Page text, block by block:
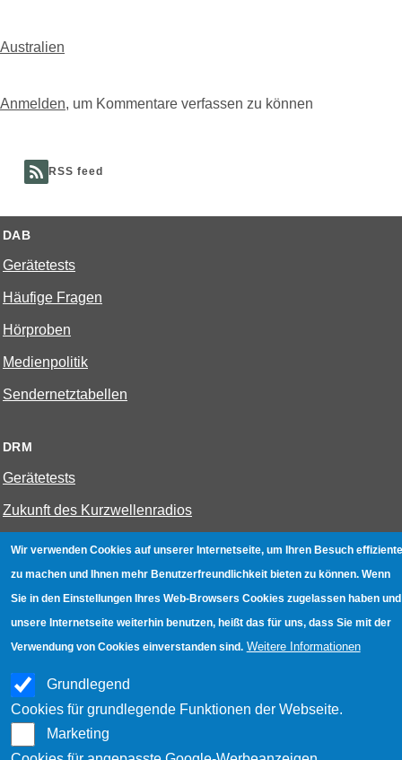
Australien
Anmelden, um Kommentare verfassen zu können
RSS feed
DAB
Gerätetests
Häufige Fragen
Hörproben
Medienpolitik
Sendernetztabellen
DRM
Gerätetests
Zukunft des Kurzwellenradios
Bestenliste
Geräte mit Aufnahmefunktion
Gerätetests
Hotspot absichern
WLAN-Testbuch
Wir verwenden Cookies auf unserer Internetseite, um Ihren Besuch
zu machen und Ihnen mehr Benutzerfreundlichkeit bieten zu können. Wenn
Sie in den Einstellungen Ihres Web-Browsers Cookies zugelassen haben und
unsere Internetseite weiterhin benutzen, heißt das für uns, dass Sie mit der
Verwendung von Cookies einverstanden sind. Weitere Informationen
Grundlegend
Cookies für grundlegende Funktionen der Webseite.
Marketing